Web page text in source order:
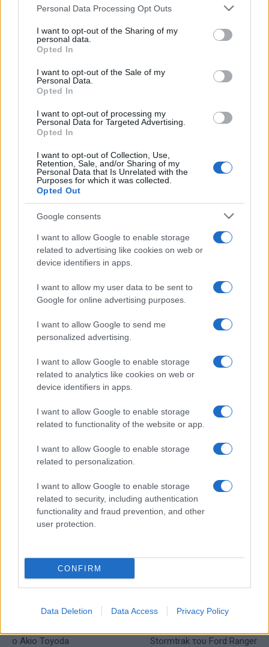
Please note that this website/app uses one or more Google
not limited to your visit or usage behaviour. You may click to
grant or deny consent to Google and its third-party tags to
use your data for below specified purposes in below Google
consent section.
Personal Data Processing Opt Outs
I want to opt-out of the Sharing of my
personal data.
Opted In
I want to opt-out of the Sale of my
Personal Data.
Opted In
I want to opt-out of processing my
Personal Data for Targeted Advertising.
Opted In
I want to opt-out of Collection, Use,
Retention, Sale, and/or Sharing of my
Personal Data that Is Unrelated with the
Purposes for which it was collected.
Opted Out
Google consents
I want to allow Google to enable storage
related to advertising like cookies on web or
device identifiers in apps.
I want to allow my user data to be sent to
Google for online advertising purposes.
I want to allow Google to send me
personalized advertising.
I want to allow Google to enable storage
related to analytics like cookies on web or
device identifiers in apps.
I want to allow Google to enable storage
related to functionality of the website or app.
I want to allow Google to enable storage
related to personalization.
I want to allow Google to enable storage
related to security, including authentication
functionality and fraud prevention, and other
user protection.
CONFIRM
Data Deletion Data Access Privacy Policy
εκατ. ευρώ και αύξηση
στοιχήματα σε low & non
alcohol
Χρηματοοικονομικός
είσοδο στην πολωνική
αγορά ενέργειας
Η Chery επενδύει 75 εκατ. δολάρια στην KG Mobility
Το FIAT 500 Hybrid τώρα
από 18.990 ευρώ
Ατρόμητος και Novibet
συνεχίζουν μαζί: Ανανέωση
της συνεργασίας τους μέχρι
το 2028
18η συνεχόμενη χρονιά για τον ΟΤΕ στη διεθνή σειρά
δεικτών FTSE4Good
Alpha Bank: Για πρώτη φορά το Αρχαίο Θέατρο Επιδαύρου
άνοιξε τις πύλες του σε όλους
ΕΤΙΚΕΤΕΣ BMW Group Clubhouse Mini
social media
Ελλάδα
Προηγούμενο άρθρο
o Akio Toyoda
Επόμενο άρθρο
Stormtrak του Ford Ranger